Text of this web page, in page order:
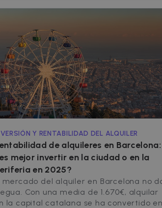
Y RENTABILIDAD DEL ALQUILER
de alquileres en Barcelona:
mejor invertir en la ciudad o en la
en 2025?
mercado del alquiler en Barcelona no
Con una media de 1.670€, alquilar
la capital catalana se ha convertido en